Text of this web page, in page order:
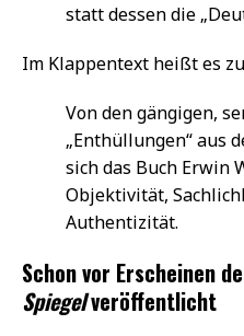
statt dessen die
Im Klappentext heißt es
Von den gängigen,
„Enthüllungen“ aus
sich das Buch Erwin
Objektivität,
Authentizität.
Schon vor Erscheinen
Spiegelveröffentlicht